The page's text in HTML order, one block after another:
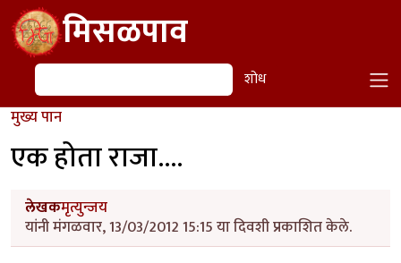
Skip to main contentमिसळपाव
शोध शोध
मुख्य पान
एक होता राजा....
लेखकमृत्युन्जय
यांनी मंगळवार, 13/03/2012 15:15 या दिवशी प्रकाशित केले.